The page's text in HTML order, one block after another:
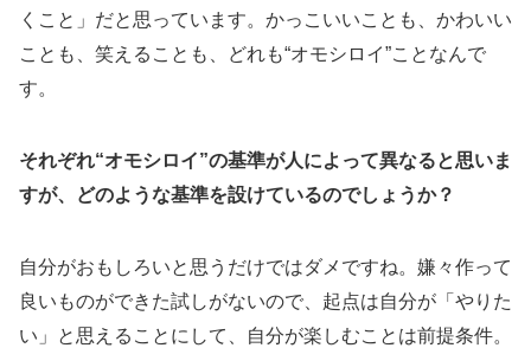
くこと」だと思っています。かっこいいことも、かわいい
ことも、笑えることも、どれも“オモシロイ”ことなんで
す。
それぞれ“オモシロイ”の基準が人によって異なると思いま
すが、どのような基準を設けているのでしょうか？
自分がおもしろいと思うだけではダメですね。嫌々作って
良いものができた試しがないので、起点は自分が「やりた
い」と思えることにして、自分が楽しむことは前提条件。